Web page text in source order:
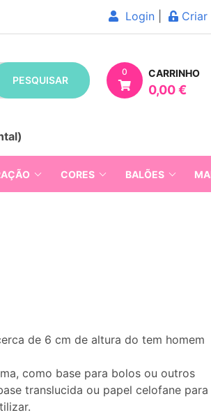
Login Criar
PESQUISAR
0 CARRINHO
0,00 €
CORES BALÕES
de 6 cm de altura do tem homem
como base para bolos ou outros
translucida ou papel celofane para